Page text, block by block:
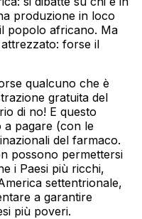
produzione in loco
popolo africano. Ma
forse il
qualcuno che è
gratuita del
di no! E questo
pagare (con le
del farmaco.
possono permettersi
i Paesi più ricchi,
settentrionale,
a garantire
più poveri.